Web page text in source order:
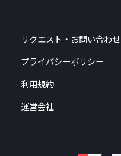
リクエスト・お問い合わせ
プライバシーポリシー
利用規約
運営会社